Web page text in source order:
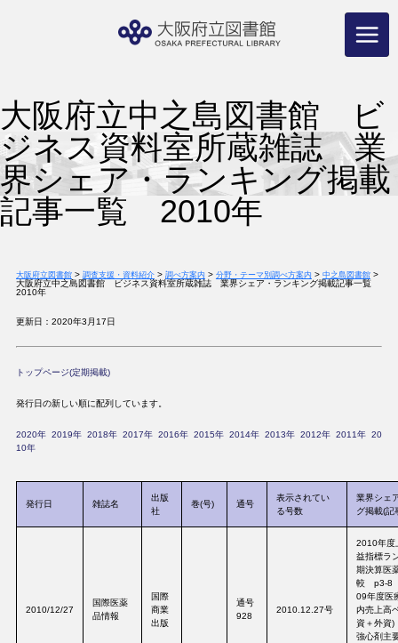
大阪府立中之島図書館 ビ
ジネス資料室所蔵雑誌 業
界シェア・ランキング掲載
記事一覧 2010年
大阪府立図書館> 調査支援・資料紹介> 調べ方案内 > 分野・テーマ別調べ方案内 > 中之島図書館>
大阪府立中之島図書館 ビジネス資料室所蔵雑誌 業界シェア・ランキング掲載記事一覧
2010年
更新日：2020年3月17日
トップページ(定期掲載)
発行日の新しい順に配列しています。
2020年 2019年 2018年 2017年 2016年 2015年 2014年 2013年 2012年 2011年 20
10年
発行日 雑誌名
出版
社
巻(号) 通号
表示されてい
る号数
業界シェ
グ掲載(
2010/12/27
国際医薬
品情報
国際
商業
出版
通号
928
2010.12.27号
2010年度
益指標ラ
期決算医
較 p3-8
09年度医
内売上高
資＋外
強心剤主